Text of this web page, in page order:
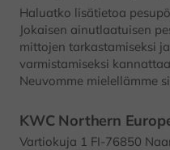
Haluatko lisätietoa
Jokaisen ainutlaatuisen
mittojen tarkastamiseksi
varmistamiseksi
Neuvomme mielellämme
KWC Northern
Vartiokuja 1 FI-76850